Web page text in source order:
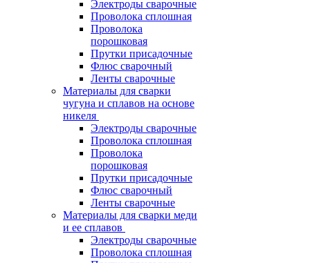
Электроды сварочные
Проволока сплошная
Проволока
порошковая
Прутки присадочные
Флюс сварочный
Ленты сварочные
Материалы для сварки
чугуна и сплавов на основе
никеля
Электроды сварочные
Проволока сплошная
Проволока
порошковая
Прутки присадочные
Флюс сварочный
Ленты сварочные
Материалы для сварки меди
и ее сплавов
Электроды сварочные
Проволока сплошная